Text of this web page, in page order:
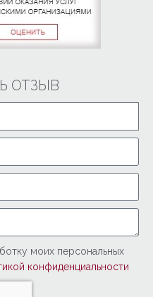
ОТЗЫВ
моих персональных
конфиденциальности